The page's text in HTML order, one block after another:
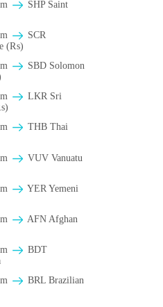
SHP Saint
SCR
(₨)
SBD Solomon
LKR Sri
THB Thai
VUV Vanuatu
YER Yemeni
AFN Afghan
BDT
BRL Brazilian